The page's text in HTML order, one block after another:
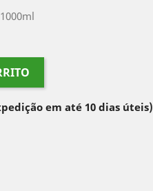
em até 10 dias úteis)